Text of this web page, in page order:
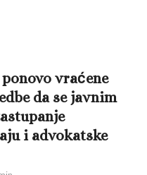
ponovo vraćene
da se javnim
i advokatske